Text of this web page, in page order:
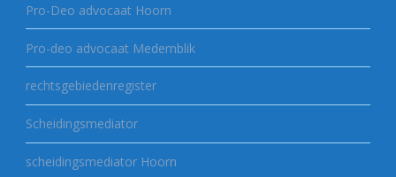
Pro-Deo advocaat Hoorn
Pro-deo advocaat Medemblik
rechtsgebiedenregister
Scheidingsmediator
scheidingsmediator Hoorn